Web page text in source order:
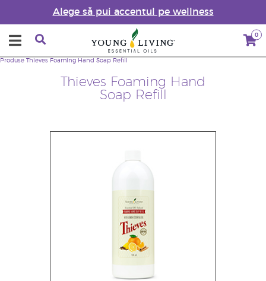
Alege să pui accentul pe wellness
0
Thieves Foaming Hand
Soap Refill
Produse Thieves Foaming Hand Soap Refill